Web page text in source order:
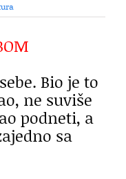
Bio je to
ne suviše
podneti, a
sa